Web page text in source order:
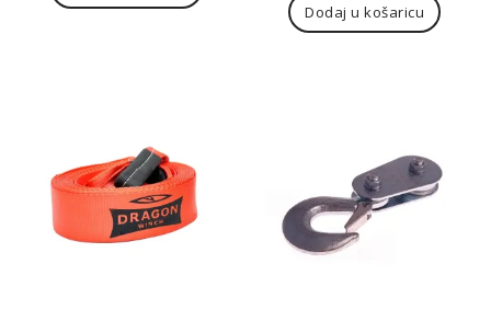
Dodaj u košaricu